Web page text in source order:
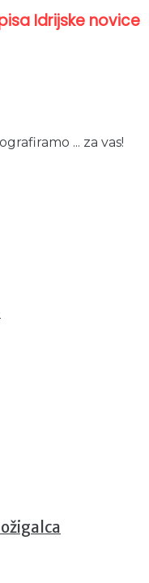
Idrijske novice
... za vas!